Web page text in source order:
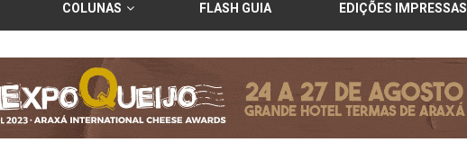
COLUNAS FLASH GUIA EDIÇÕES IMPRESSAS